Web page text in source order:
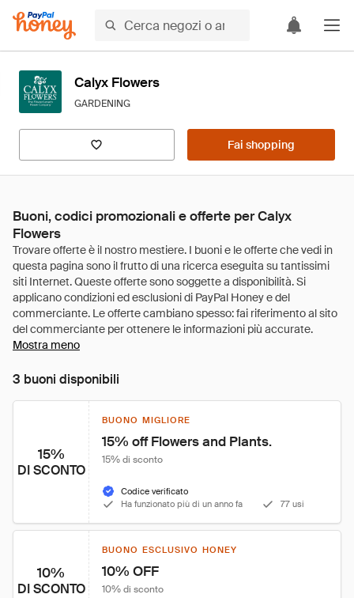
Calyx Flowers
GARDENING
Fai shopping
Buoni, codici promozionali e offerte per Calyx
Flowers
Mostra meno
3 buoni disponibili
15%
DI SCONTO
BUONO MIGLIORE
15% off Flowers and Plants.
15% di sconto
Codice verificato
Ha funzionato più di un anno fa
77 usi
10%
DI SCONTO
BUONO ESCLUSIVO HONEY
10% OFF
10% di sconto